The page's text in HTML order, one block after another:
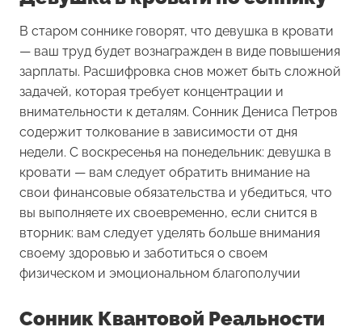
В старом соннике говорят, что девушка в кровати
— ваш труд будет вознагражден в виде повышения
зарплаты. Расшифровка снов может быть сложной
задачей, которая требует концентрации и
внимательности к деталям. Сонник Дениса Петров
содержит толкование в зависимости от дня
недели. С воскресенья на понедельник: девушка в
кровати — вам следует обратить внимание на
свои финансовые обязательства и убедиться, что
вы выполняете их своевременно, если снится в
вторник: вам следует уделять больше внимания
своему здоровью и заботиться о своем
физическом и эмоциональном благополучии
Сонник Квантовой Реальности